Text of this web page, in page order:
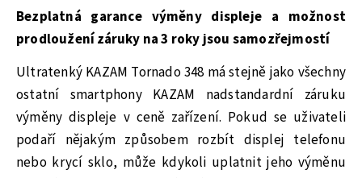
Bezplatná garance výměny displeje a možnost
prodloužení záruky na 3 roky jsou samozřejmostí
Ultratenký KAZAM Tornado 348 má stejně jako všechny
ostatní smartphony KAZAM nadstandardní záruku
výměny displeje v ceně zařízení. Pokud se uživateli
podaří nějakým způsobem rozbít displej telefonu
nebo krycí sklo, může kdykoli uplatnit jeho výměnu